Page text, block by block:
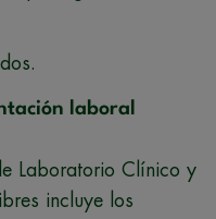
laboral
Laboratorio Clínico y
incluye los